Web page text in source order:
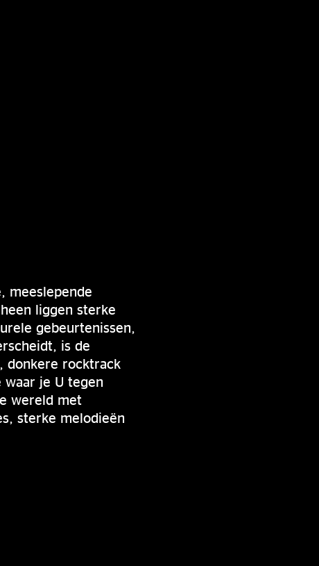
meeslepende
liggen sterke
gebeurtenissen,
is de
donkere rocktrack
je U tegen
wereld met
sterke melodieën